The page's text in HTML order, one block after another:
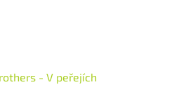
- V peřejích